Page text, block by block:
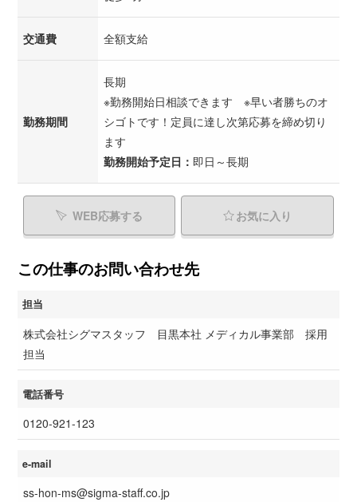
交通費 全額支給
勤務期間
長期
※勤務開始日相談できます ※早い者勝ちのオ
シゴトです！定員に達し次第応募を締め切り
ます
勤務開始予定日： 即日～長期
WEB応募する お気に入り
この仕事のお問い合わせ先
担当
株式会社シグマスタッフ 目黒本社 メディカル事業部 採用
担当
電話番号
0120-921-123
e-mail
ss-hon-ms@sigma-staff.co.jp